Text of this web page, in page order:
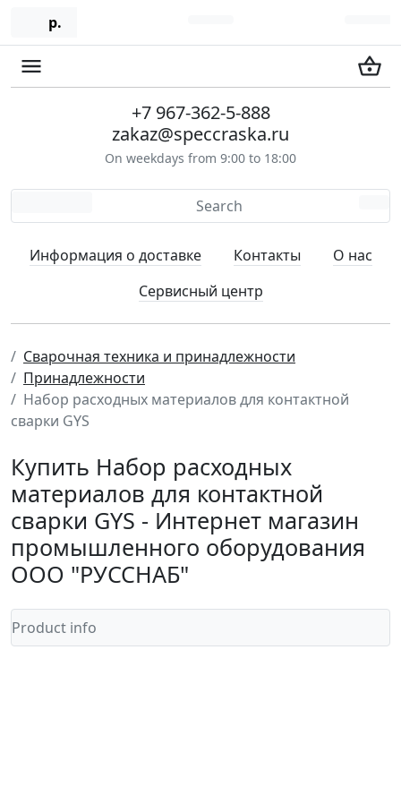
р.
+7 967-362-5-888
zakaz@speccraska.ru
On weekdays from 9:00 to 18:00
Информация о доставке Контакты
О нас
Сервисный центр
Сварочная техника и принадлежности
Принадлежности
Набор расходных материалов для контактной
сварки GYS
Купить Набор расходных
материалов для контактной
сварки GYS - Интернет магазин
промышленного оборудования
ООО "РУССНАБ"
Product info